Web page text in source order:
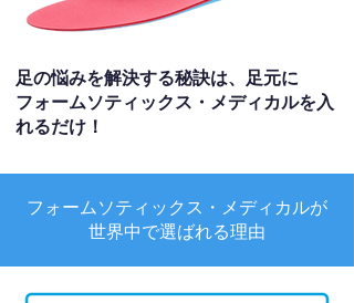
足の悩みを解決する秘訣は、足元に
フォームソティックス・メディカルを入
れるだけ！
フォームソティックス・メディカルが
世界中で選ばれる理由